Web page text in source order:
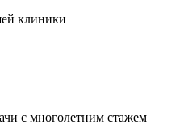
клиники
с многолетним стажем